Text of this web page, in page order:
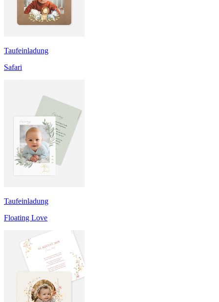
Taufeinladung
Safari
Taufeinladung
Floating Love